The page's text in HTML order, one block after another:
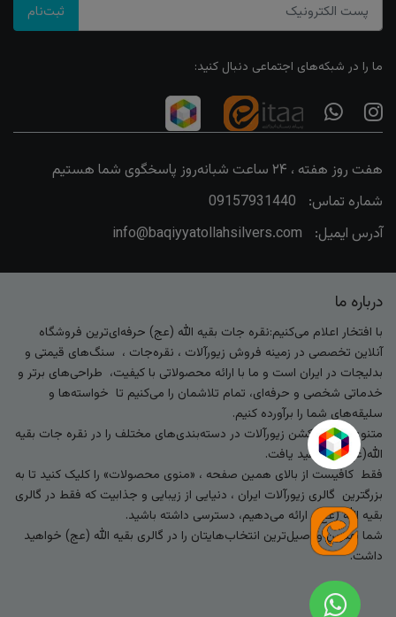
ثبت‌نام
ما را در شبکه‌های اجتماعی دنبال کنید:
هفت روز هفته ، ۲۴ ساعت شبانه‌روز پاسخگوی شما هستیم
شماره تماس:
09157931440
آدرس ایمیل:
info@baqiyyatollahsilvers.com
درباره ما
با افتخار اعلام می‌کنیم:نقره جات بقیه الله (عج) حرفه‌ای‌ترین فروشگاه
آنلاین تخصصی در زمینه فروش زیورآلات ، نقره‌جات ، سنگ‌های قیمتی و
بدلیجات در ایران است و ما با ارائه محصولاتی با کیفیت، طراحی‌های برتر و
خدماتی شخصی و حرفه‌ای، تمام تلاشمان را می‌کنیم تا خواسته‌ها و
سلیقه‌های شما را برآورده کنیم.
متنوع‌ترین کالکشن زیورآلات در دسته‌بندی‌های مختلف را در نقره جات بقیه
الله(عج) خواهید یافت.
فقط کافیست از بالای همین صفحه ، «منوی محصولات» را کلیک کنید تا به
بزرگترین گالری زیورآلات ایران ، دنیایی از زیبایی و جذابیت که فقط در گالری
بقیه الله (عج) ارائه می‌دهیم، دسترسی داشته باشید.
شما بهترین و اصیل‌ترین انتخاب‌هایتان را در گالری بقیه الله (عج) خواهید
داشت.